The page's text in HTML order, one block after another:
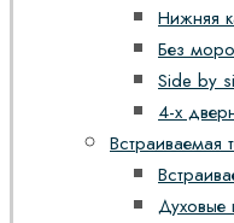
Нижняя
Без
Side by
4-х
Встраиваемая
Духовые